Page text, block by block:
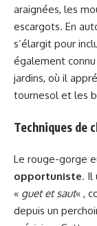
araignées, les
escargots. En
s’élargit pour
également
jardins, où il
tournesol et les
Techniques de
Le rouge-gorge
opportuniste. Il
« guet et saut« ,
depuis un